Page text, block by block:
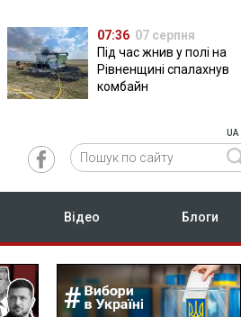
07:36 07 серпня
Під час жнив у полі на
Рівненщині спалахнув
комбайн
UA|
Відео Блоги